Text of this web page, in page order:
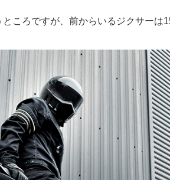
ころですが、前からいるジクサーは